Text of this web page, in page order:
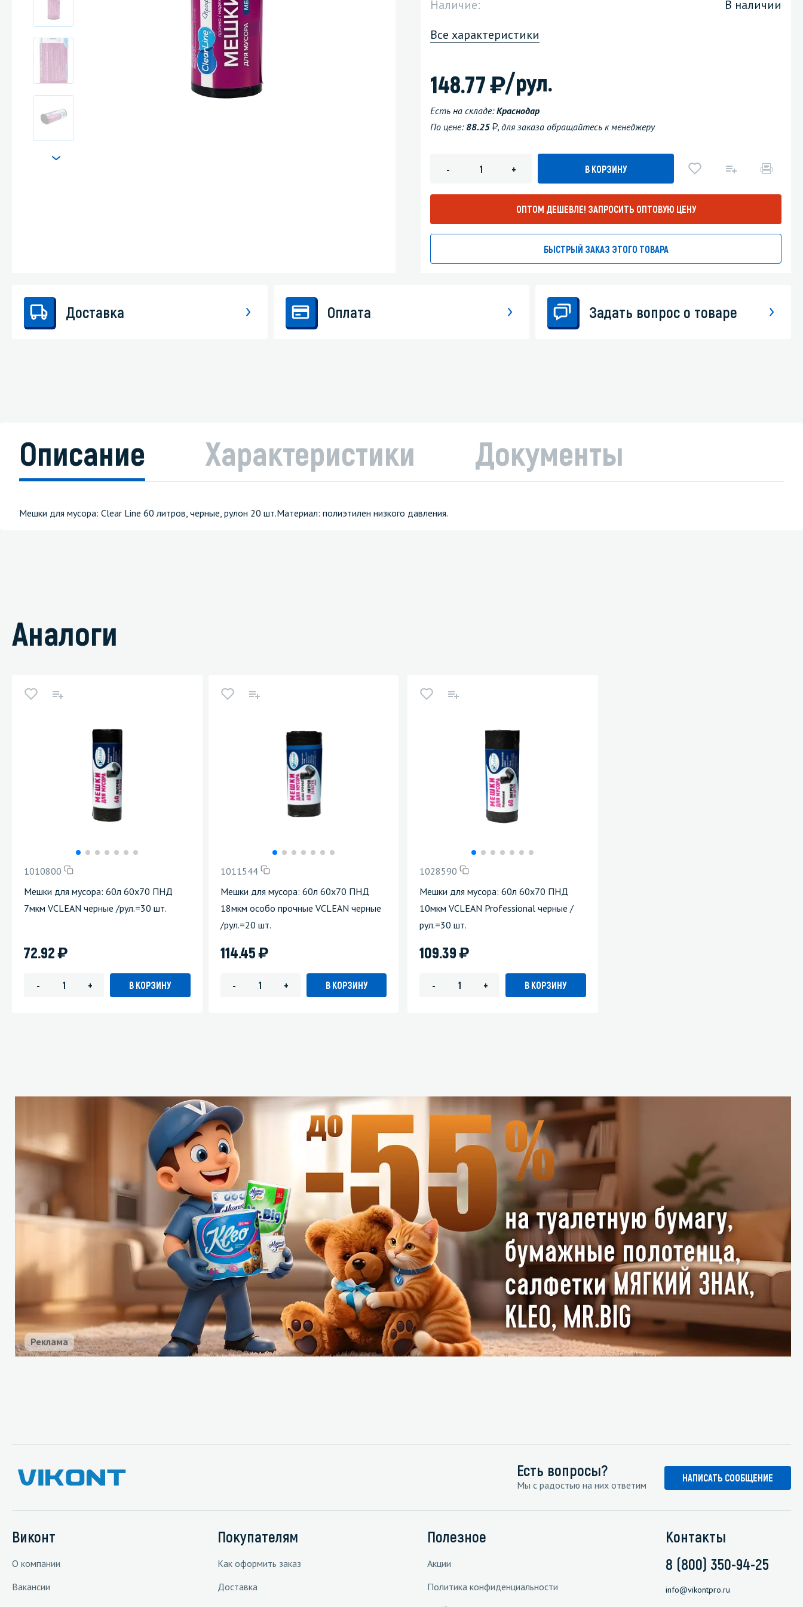
Стекла и зеркала
Автохимия
Наличие:
В наличии
Все характеристики
148.77)/рул.
Есть на складе:Краснодар
По цене: 88.25 у, для заказа обращайтесь к менеджеру
- + В КОРЗИНУ
ОПТОМ ДЕШЕВЛЕ! ЗАПРОСИТЬ ОПТОВУЮ ЦЕНУ
БЫСТРЫЙ ЗАКАЗ ЭТОГО ТОВАРА
Доставка Оплата Задать вопрос о товаре
Описание Характеристики Документы
Мешки для мусора: Clear Line 60 литров, черные, рулон 20 шт.Материал: полиэтилен низкого давления.
Аналоги
1010800
Мешки для мусора: 60л 60х70 ПНД
7мкм VCLEAN черные /рул.=30 шт.
72.92)
- + В КОРЗИНУ
1011544
Мешки для мусора: 60л 60х70 ПНД
18мкм особо прочные VCLEAN черные
/рул.=20 шт.
114.45)
- + В КОРЗИНУ
1028590
Мешки для мусора: 60л 60х70 ПНД
10мкм VCLEAN Professional черные /
рул.=30 шт.
109.39)
- + В КОРЗИНУ
Реклама
Есть вопросы?
Мы с радостью на них ответим
НАПИСАТЬ СООБЩЕНИЕ
Виконт
О компании
Вакансии
Покупателям
Как оформить заказ
Доставка
Полезное
Акции
Политика конфиденциальности
Контакты
8 (800) 350-94-25
info@vikontpro.ru